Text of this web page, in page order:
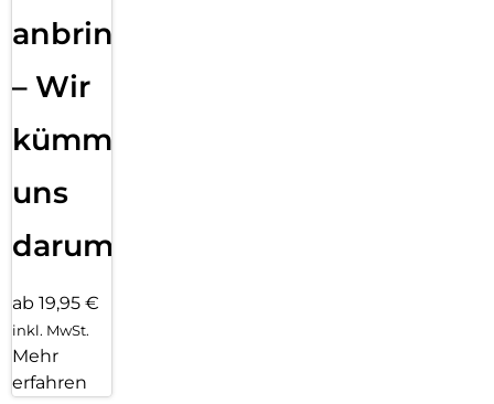
anbringen
– Wir
kümmern
uns
darum!
ab 19,95 €
inkl. MwSt.
Mehr
erfahren